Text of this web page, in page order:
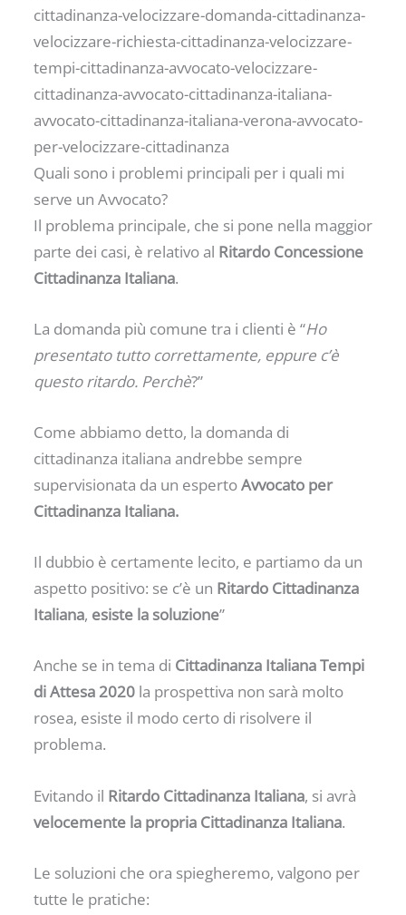
cittadinanza-velocizzare-domanda-cittadinanza-
velocizzare-richiesta-cittadinanza-velocizzare-
tempi-cittadinanza-avvocato-velocizzare-
cittadinanza-avvocato-cittadinanza-italiana-
avvocato-cittadinanza-italiana-verona-avvocato-
per-velocizzare-cittadinanza
Quali sono i problemi principali per i quali mi
serve un Avvocato?
Il problema principale, che si pone nella maggior
parte dei casi, è relativo al Ritardo Concessione
Cittadinanza Italiana.
La domanda più comune tra i clienti è “Ho
presentato tutto correttamente, eppure c’è
questo ritardo. Perchè?”
Come abbiamo detto, la domanda di
cittadinanza italiana andrebbe sempre
supervisionata da un espertoAvvocato per
Cittadinanza Italiana.
Il dubbio è certamente lecito, e partiamo da un
aspetto positivo: se c’è un Ritardo Cittadinanza
Italiana, esiste la soluzione”
Anche se in tema di Cittadinanza Italiana Tempi
di Attesa 2020 la prospettiva non sarà molto
rosea, esiste il modo certo di risolvere il
problema.
Evitando il Ritardo Cittadinanza Italiana, si avrà
velocemente la propria Cittadinanza Italiana.
Le soluzioni che ora spiegheremo, valgono per
tutte le pratiche: